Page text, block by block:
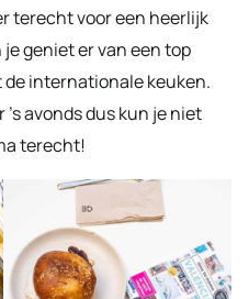
terecht voor een heerlijk
geniet er van een top
internationale keuken.
avonds dus kun je niet
terecht!